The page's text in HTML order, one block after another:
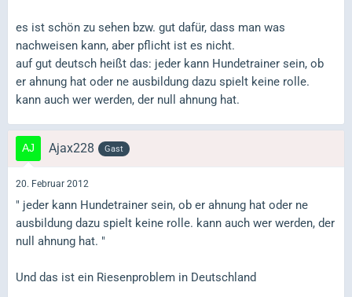
es ist schön zu sehen bzw. gut dafür, dass man was
nachweisen kann, aber pflicht ist es nicht.
auf gut deutsch heißt das: jeder kann Hundetrainer sein, ob
er ahnung hat oder ne ausbildung dazu spielt keine rolle.
kann auch wer werden, der null ahnung hat.
Ajax228 Gast
20. Februar 2012
" jeder kann Hundetrainer sein, ob er ahnung hat oder ne
ausbildung dazu spielt keine rolle. kann auch wer werden, der
null ahnung hat. "
Und das ist ein Riesenproblem in Deutschland